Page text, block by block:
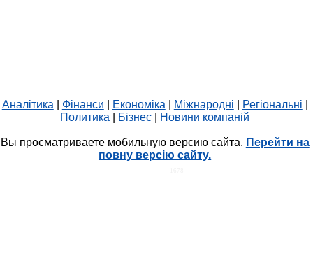
Аналітика Фінанси Економіка Міжнародні Регіональні
Политика
Бізнес Новини компаній
Вы просматриваете мобильную версию сайта. Перейти на
повну версію сайту.